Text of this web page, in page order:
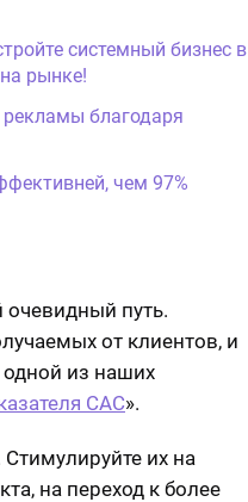
системный бизнес в
рынке!
рекламы благодаря
чем 97%
путь.
от клиентов, и
одной из наших
САС».
Стимулируйте их на
на переход к более